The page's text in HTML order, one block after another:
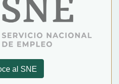
al SNE